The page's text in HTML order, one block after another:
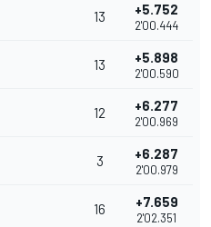
13 +5.752
2'00.444
13 +5.898
2'00.590
12 +6.277
2'00.969
3 +6.287
2'00.979
16 +7.659
2'02.351